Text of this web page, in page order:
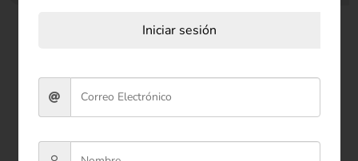
Productos relacionados
-55%
Iniciar sesión